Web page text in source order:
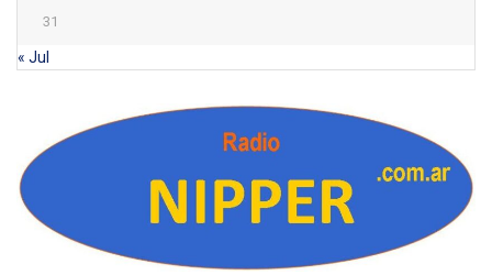
31
« Jul